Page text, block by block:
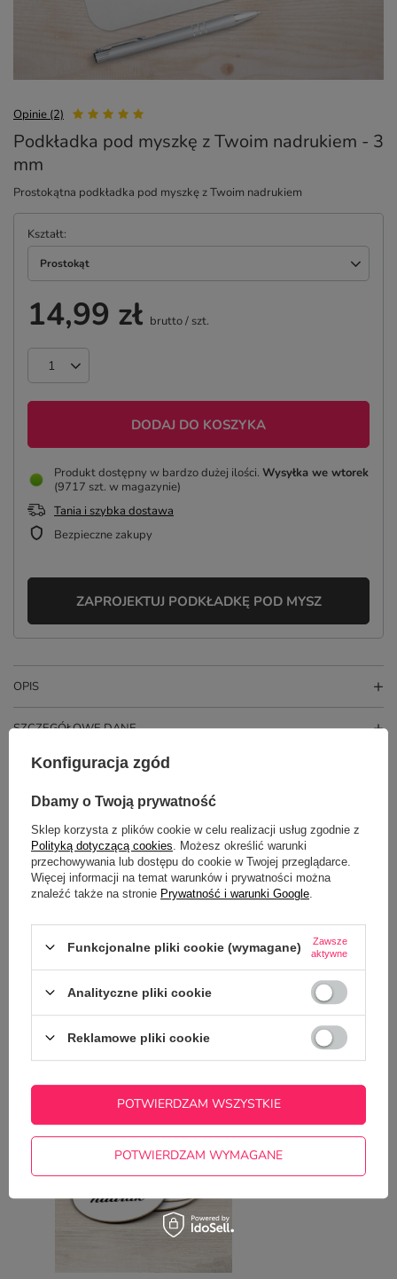
Opinie (2)
Podkładka pod myszkę z Twoim nadrukiem - 3
mm
Prostokątna podkładka pod myszkę z Twoim nadrukiem
Kształt
Prostokąt
14,99 zł brutto/ szt.
DODAJ DO KOSZYKA
Produkt dostępny w bardzo dużej ilości Wysyłka we wtorek
(9717 szt. w magazynie)
Tania i szybka dostawa
Bezpieczne zakupy
ZAPROJEKTUJ PODKŁADKĘ POD MYSZ
OPIS
SZCZEGÓŁOWE DANE
GŁÓWNE PARAMETRY
DO POBRANIA
OPINIE (2)
Potrzebujesz pomocy? Masz pytania?
Zadaj pytanie a my odpowiemy
niezwłocznie, najciekawsze pytania i
odpowiedzi publikując dla innych.
ZADAJ PYTANIE
NAJCZĘŚCIEJ KUPOWANE Z
TYM TOWAREM
Kubek CLASSIC z
Konfiguracja zgód
Dbamy o Twoją prywatność
Sklep korzysta z plików cookie w celu realizacji usług zgodnie z
Polityką dotyczącą cookies . Możesz określić warunki
przechowywania lub dostępu do cookie w Twojej przeglądarce.
Więcej informacji na temat warunków i prywatności można
znaleźć także na stronie Prywatność i warunki Google
Funkcjonalne pliki cookie (wymagane)
Zawsze
aktywne
Analityczne pliki cookie
Reklamowe pliki cookie
POTWIERDZAM WYMAGANE
POTWIERDZAM WSZYSTKIE